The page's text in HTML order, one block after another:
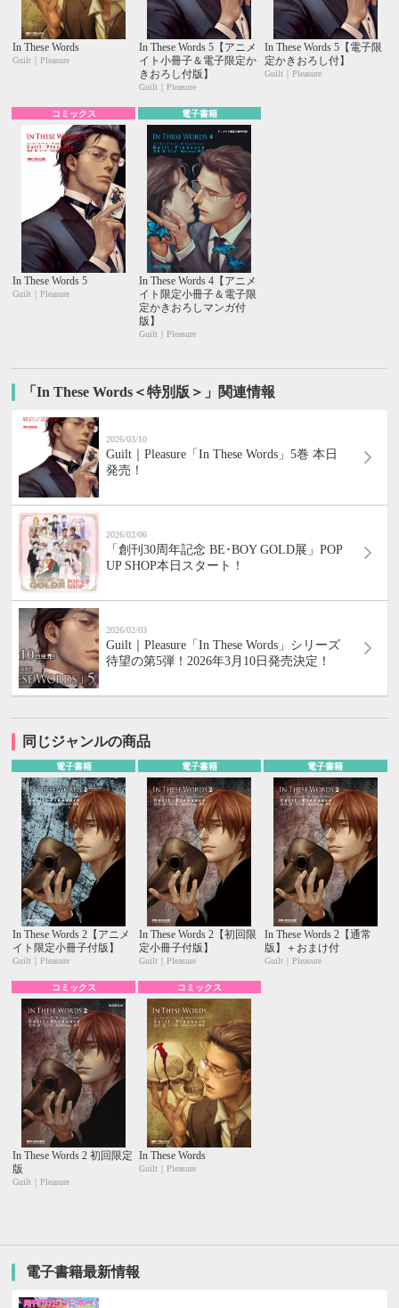
In These Words
Guilt｜Pleasure
In These Words 5【アニメ
イト小冊子＆電子限定か
きおろし付版】
Guilt｜Pleasure
In These Words 5【電子限
定かきおろし付】
Guilt｜Pleasure
コミックス
In These Words 5
Guilt｜Pleasure
電子書籍
In These Words 4【アニメ
イト限定小冊子＆電子限
定かきおろしマンガ付
版】
Guilt｜Pleasure
「In These Words＜特別版＞」関連情報
2026/03/10
Guilt｜Pleasure「In These Words」5巻 本日
発売！
2026/02/06
「創刊30周年記念 BE･BOY GOLD展」POP
UP SHOP本日スタート！
2026/02/03
Guilt｜Pleasure「In These Words」シリーズ
待望の第5弾！2026年3月10日発売決定！
同じジャンルの商品
電子書籍
In These Words 2【アニメ
イト限定小冊子付版】
Guilt｜Pleasure
電子書籍
In These Words 2【初回限
定小冊子付版】
Guilt｜Pleasure
電子書籍
In These Words 2【通常
版】＋おまけ付
Guilt｜Pleasure
コミックス
In These Words 2 初回限定
版
Guilt｜Pleasure
コミックス
In These Words
Guilt｜Pleasure
電子書籍最新情報